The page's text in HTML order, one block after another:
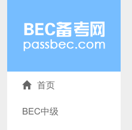
首页
BEC中级